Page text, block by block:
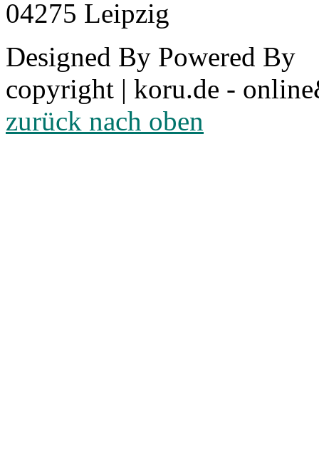
04275 Leipzig
Designed By Powered By
copyright | koru.de -
zurück nach oben